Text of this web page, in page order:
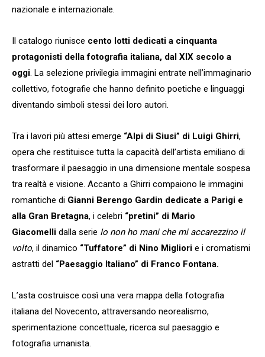
nazionale e internazionale.
Il catalogo riunisce cento lotti dedicati a cinquanta
protagonisti della fotografia italiana, dal XIX secolo a
oggi. La selezione privilegia immagini entrate nell’immaginario
collettivo, fotografie che hanno definito poetiche e linguaggi
diventando simboli stessi dei loro autori.
Tra i lavori più attesi emerge “Alpi di Siusi” di Luigi Ghirri,
opera che restituisce tutta la capacità dell’artista emiliano di
trasformare il paesaggio in una dimensione mentale sospesa
tra realtà e visione. Accanto a Ghirri compaiono le immagini
romantiche di Gianni Berengo Gardin dedicate a Parigi e
alla Gran Bretagna, i celebri “pretini” di Mario
Giacomelli dalla serie Io non ho mani che mi accarezzino il
volto, il dinamico “Tuffatore” di Nino Migliori e i cromatismi
astratti del “Paesaggio Italiano” di Franco Fontana.
L’asta costruisce così una vera mappa della fotografia
italiana del Novecento, attraversando neorealismo,
sperimentazione concettuale, ricerca sul paesaggio e
fotografia umanista.